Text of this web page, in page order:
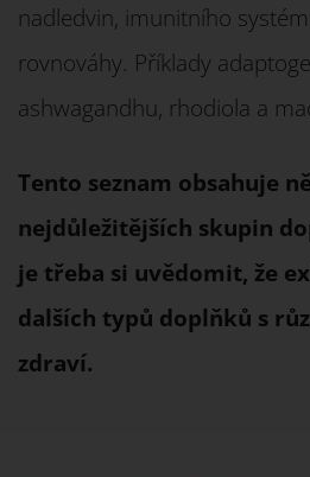
nadledvin, imunitního
rovnováhy. Příklady
ashwagandhu, rhodiola a
Tento seznam obsahuje
nejdůležitějších skupin
je třeba si uvědomit, že
dalších typů doplňků s
zdraví.